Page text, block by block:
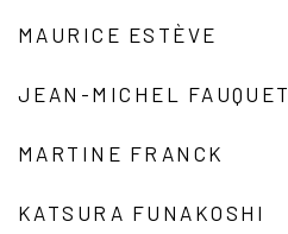
MAURICE ESTÈVE
JEAN-MICHEL FAUQUET
MARTINE FRANCK
KATSURA FUNAKOSHI